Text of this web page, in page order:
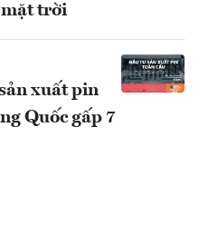
mặt trời
xuất pin
Quốc gấp 7